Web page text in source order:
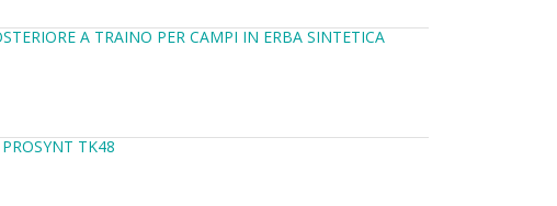
A TRAINO PER CAMPI IN ERBA SINTETICA
TK48